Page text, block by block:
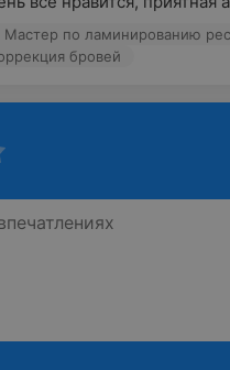
по ламинированию
бровей